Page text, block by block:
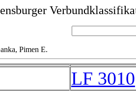
Pimen E.
LF 3010